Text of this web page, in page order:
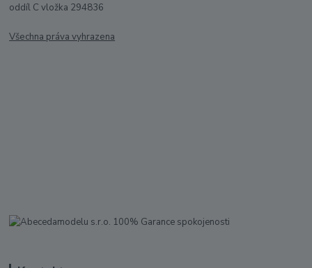
oddíl C vložka 294836
Všechna práva vyhrazena